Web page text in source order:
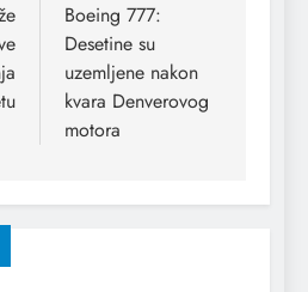
Boeing 777:
Desetine su
uzemljene nakon
kvara Denverovog
motora